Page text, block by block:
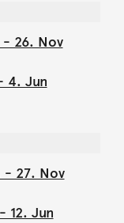
- 26. Nov
4. Jun
- 27. Nov
12. Jun